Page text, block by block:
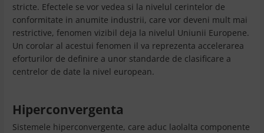
stricte. Efectele se vor vedea si la nivelul cerintelor de
conformitate in anumite industrii, care vor deveni mult mai
restrictive, fenomen vizibil deja la nivelul Uniunii Europene.
Un corolar al acestui fenomen il va reprezenta accelerarea
eforturilor de definire a unor standarde de clasificare a
centrelor de date la nivel european.
Hiperconvergenta
Sistemele hiperconvergente, care aduc laolalta componente